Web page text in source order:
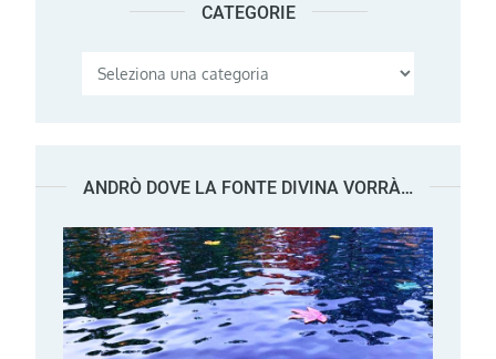
CATEGORIE
Categorie
ANDRÒ DOVE LA FONTE DIVINA VORRÀ…